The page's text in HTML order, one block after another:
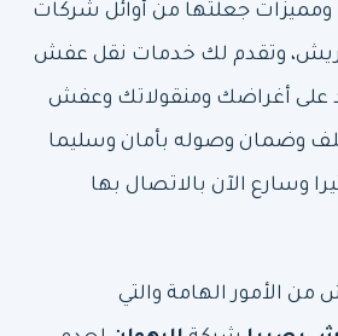
ومميزات جعلتها من أوائل شركات
وتقدم لك خدمات نقل عفش
على أغراضك ومنقولاتك وعفش
وضمان وصوله بأمان وسليما
وسارع الآن بالاتصال بها
الأمور الهامة والتي